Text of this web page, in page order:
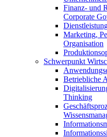
Finanz- und
Corporate
Marketing,
Organisation
Schwerpunkt
Betriebliche
Thinking